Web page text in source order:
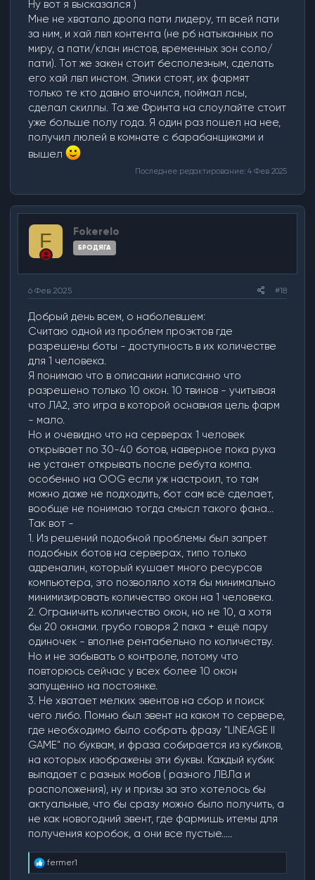
Ну вот я высказался )
Мне не хватало дропа пати лидеру, тп всей пати
за ним, и хай лвл контента (не рб натыканных по
миру, а пати/клан инстов, временных зон соло/
пати). Тот же закен стоит бесполезным, сделать
его хай лвл инстом. Эпики стоят, их фармят
только те кто давно вточился, поймал лсы,
сделал скиллы. Та же Фринта на слоулайте стоит
уже больше полу года. Я один раз пошел на нее,
получил люлей в комнате с барабанщиками и
вышел
Последнее редактирование: 4 Фев 2025
F Fokerelo
БРОДЯГА
6 Фев 2025 #18
Добрый день всем, о наболевшем:
Считаю одной из проблем проэктов где
разрешены боты - доступность в их количестве
для 1 человека.
Я понимаю что в описании написанно что
разрешено только 10 окон. 10 твинов - учитывая
что ЛА2, это игра в которой оснавная цель фарм
- мало.
Но и очевидно что на серверах 1 человек
открывает по 30-40 ботов, наверное пока рука
не устанет открывать после ребута компа.
особенно на OOG если уж настроил, то там
можно даже не подходить, бот сам всё сделает,
вообще не понимаю тогда смысл такого фана...
Так вот -
1. Из решений подобной проблемы был запрет
подобных ботов на серверах, типо только
адреналин, который кушает много ресурсов
компьютера, это позволяло хотя бы минимально
минимизировать количество окон на 1 человека.
2. Ограничить количество окон, но не 10, а хотя
бы 20 окнами. грубо говоря 2 пака + ещё пару
одиночек - вполне рентабельно по количеству.
Но и не забывать о контроле, потому что
повторюсь сейчас у всех более 10 окон
запущенно на постоянке.
3. Не хватает мелких эвентов на сбор и поиск
чего либо. Помню был эвент на каком то сервере,
где необходимо было собрать фразу "LINEAGE II
GAME" по буквам, и фраза собирается из кубиков,
на которых изображены эти буквы. Каждый кубик
выпадает с разных мобов ( разного ЛВЛа и
расположения), ну и призы за это хотелось бы
актуальные, что бы сразу можно было получить, а
не как новогодний эвент, где фармишь итемы для
получения коробок, а они все пустые.....
Р
е
fermer1